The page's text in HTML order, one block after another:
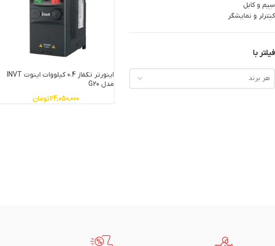
سیم و کابل
کنترلر و نمایشگر
فیلتر با
هر برند
اینورتر تکفاز 0.4 کیلووات اینوت INVT
مدل G20
24,050,000تومان